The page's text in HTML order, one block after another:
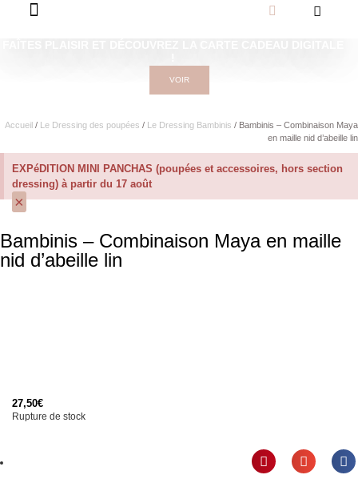
VOIR
Accueil / Le Dressing des poupées / Le Dressing Bambinis / Bambinis – Combinaison Maya
en maille nid d’abeille lin
EXPéDITION MINI PANCHAS (poupées et accessoires, hors section
dressing) à partir du 17 août
×
Bambinis – Combinaison Maya en maille
nid d’abeille lin
27,50€
Rupture de stock